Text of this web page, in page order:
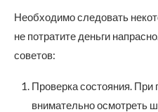
Необходимо следовать
не потратите деньги
советов:
Проверка состояния.
внимательно осмотреть